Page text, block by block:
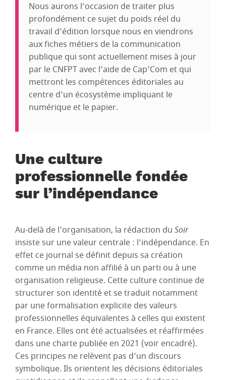
Nous aurons l’occasion de traiter plus
profondément ce sujet du poids réel du
travail d’édition lorsque nous en viendrons
aux fiches métiers de la communication
publique qui sont actuellement mises à jour
par le CNFPT avec l’aide de Cap’Com et qui
mettront les compétences éditoriales au
centre d’un écosystème impliquant le
numérique et le papier.
Une culture
professionnelle fondée
sur l’indépendance
Au-delà de l’organisation, la rédaction du Soir
insiste sur une valeur centrale : l’indépendance. En
effet ce journal se définit depuis sa création
comme un média non affilié à un parti ou à une
organisation religieuse. Cette culture continue de
structurer son identité et se traduit notamment
par une formalisation explicite des valeurs
professionnelles équivalentes à celles qui existent
en France. Elles ont été actualisées et réaffirmées
dans une charte publiée en 2021 (voir encadré).
Ces principes ne relèvent pas d’un discours
symbolique. Ils orientent les décisions éditoriales